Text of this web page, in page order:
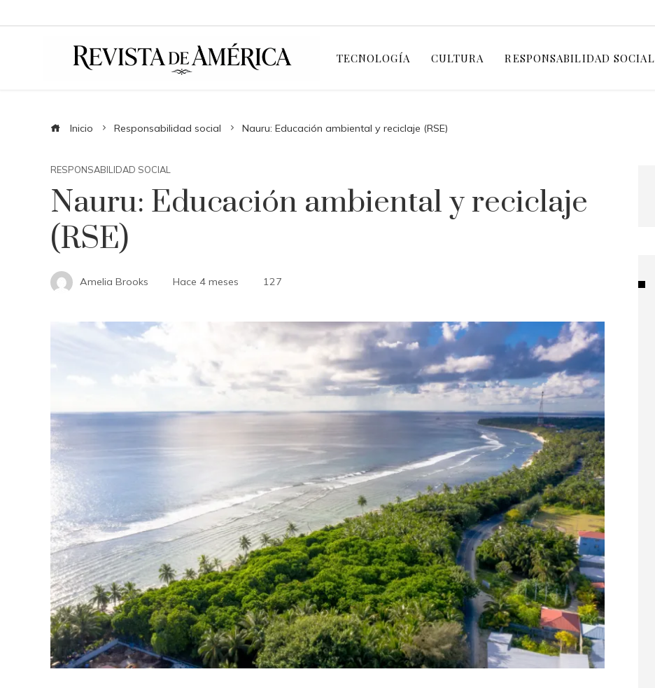
TECNOLOGÍA CULTURA RESPONSABILIDAD SOCIAL
Inicio Responsabilidad social Nauru: Educación ambiental y reciclaje (RSE)
RESPONSABILIDAD SOCIAL
Nauru: Educación ambiental y reciclaje
(RSE)
Amelia Brooks Hace 4 meses 127